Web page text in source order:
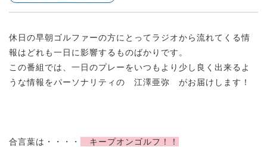
休日の早朝ゴルファーの方にとってラジオから流れてくる情
報はどれも一日に影響するものばかりです。
この番組では、一日のプレーをいつもより少し良く出来るよ
うな情報をパーソナリティの 江澤亜弥 がお届けします！
合言葉は・・・・ キープオンゴルフ！！